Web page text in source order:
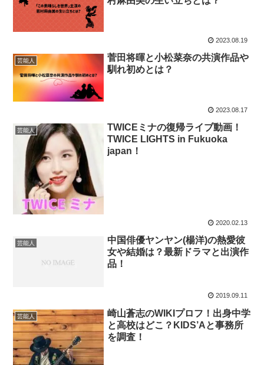
2023.08.19
芸能人
菅田将暉と小松菜奈の共演作品や
馴れ初めとは？
2023.08.17
芸能人
TWICEミナの復帰ライブ動画！
TWICE LIGHTS in Fukuoka
japan！
2020.02.13
芸能人
中国俳優ヤンヤン(楊洋)の熱愛彼
女や結婚は？最新ドラマと出演作
品！
2019.09.11
芸能人
崎山蒼志のWIKIプロフ！出身中学
と高校はどこ？KIDS’Aと事務所
を調査！